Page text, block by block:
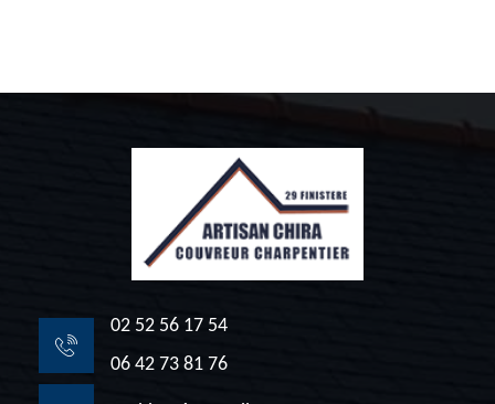
02 52 56 17 54
06 42 73 81 76